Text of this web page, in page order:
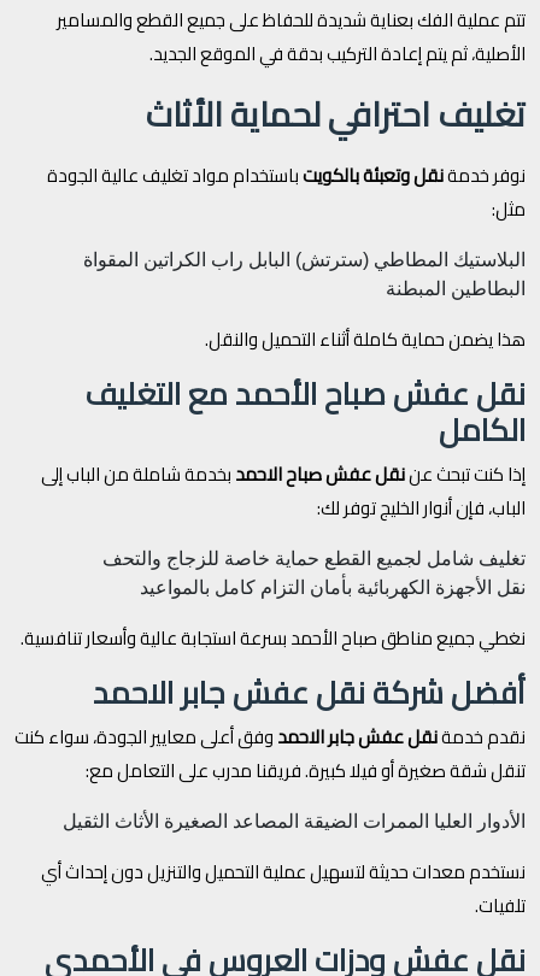
تتم عملية الفك بعناية شديدة للحفاظ على جميع القطع والمسامير
الأصلية، ثم يتم إعادة التركيب بدقة في الموقع الجديد.
تغليف احترافي لحماية الأثاث
نوفر خدمةنقل وتعبئة بالكويتباستخدام مواد تغليف عالية الجودة
مثل:
البلاستيك المطاطي (سترتش) البابل راب الكراتين المقواة
البطاطين المبطنة
هذا يضمن حماية كاملة أثناء التحميل والنقل.
نقل عفش صباح الأحمد مع التغليف
الكامل
إذا كنت تبحث عننقل عفش صباح الاحمدبخدمة شاملة من الباب إلى
الباب، فإن أنوار الخليج توفر لك:
تغليف شامل لجميع القطع حماية خاصة للزجاج والتحف
نقل الأجهزة الكهربائية بأمان التزام كامل بالمواعيد
نغطي جميع مناطق صباح الأحمد بسرعة استجابة عالية وأسعار تنافسية.
أفضل شركة نقل عفش جابر الاحمد
نقدم خدمةنقل عفش جابر الاحمدوفق أعلى معايير الجودة، سواء كنت
تنقل شقة صغيرة أو فيلا كبيرة. فريقنا مدرب على التعامل مع:
الأدوار العليا الممرات الضيقة المصاعد الصغيرة الأثاث الثقيل
نستخدم معدات حديثة لتسهيل عملية التحميل والتنزيل دون إحداث أي
تلفيات.
نقل عفش ودزات العروس في الأحمدي